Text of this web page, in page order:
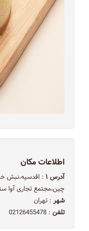
اطلاعات مکان
آدرس ۱
: اقدسیه،نبش
چین،مجتمع تجاری آوا
شهر : تهران
تلفن : 02126455478